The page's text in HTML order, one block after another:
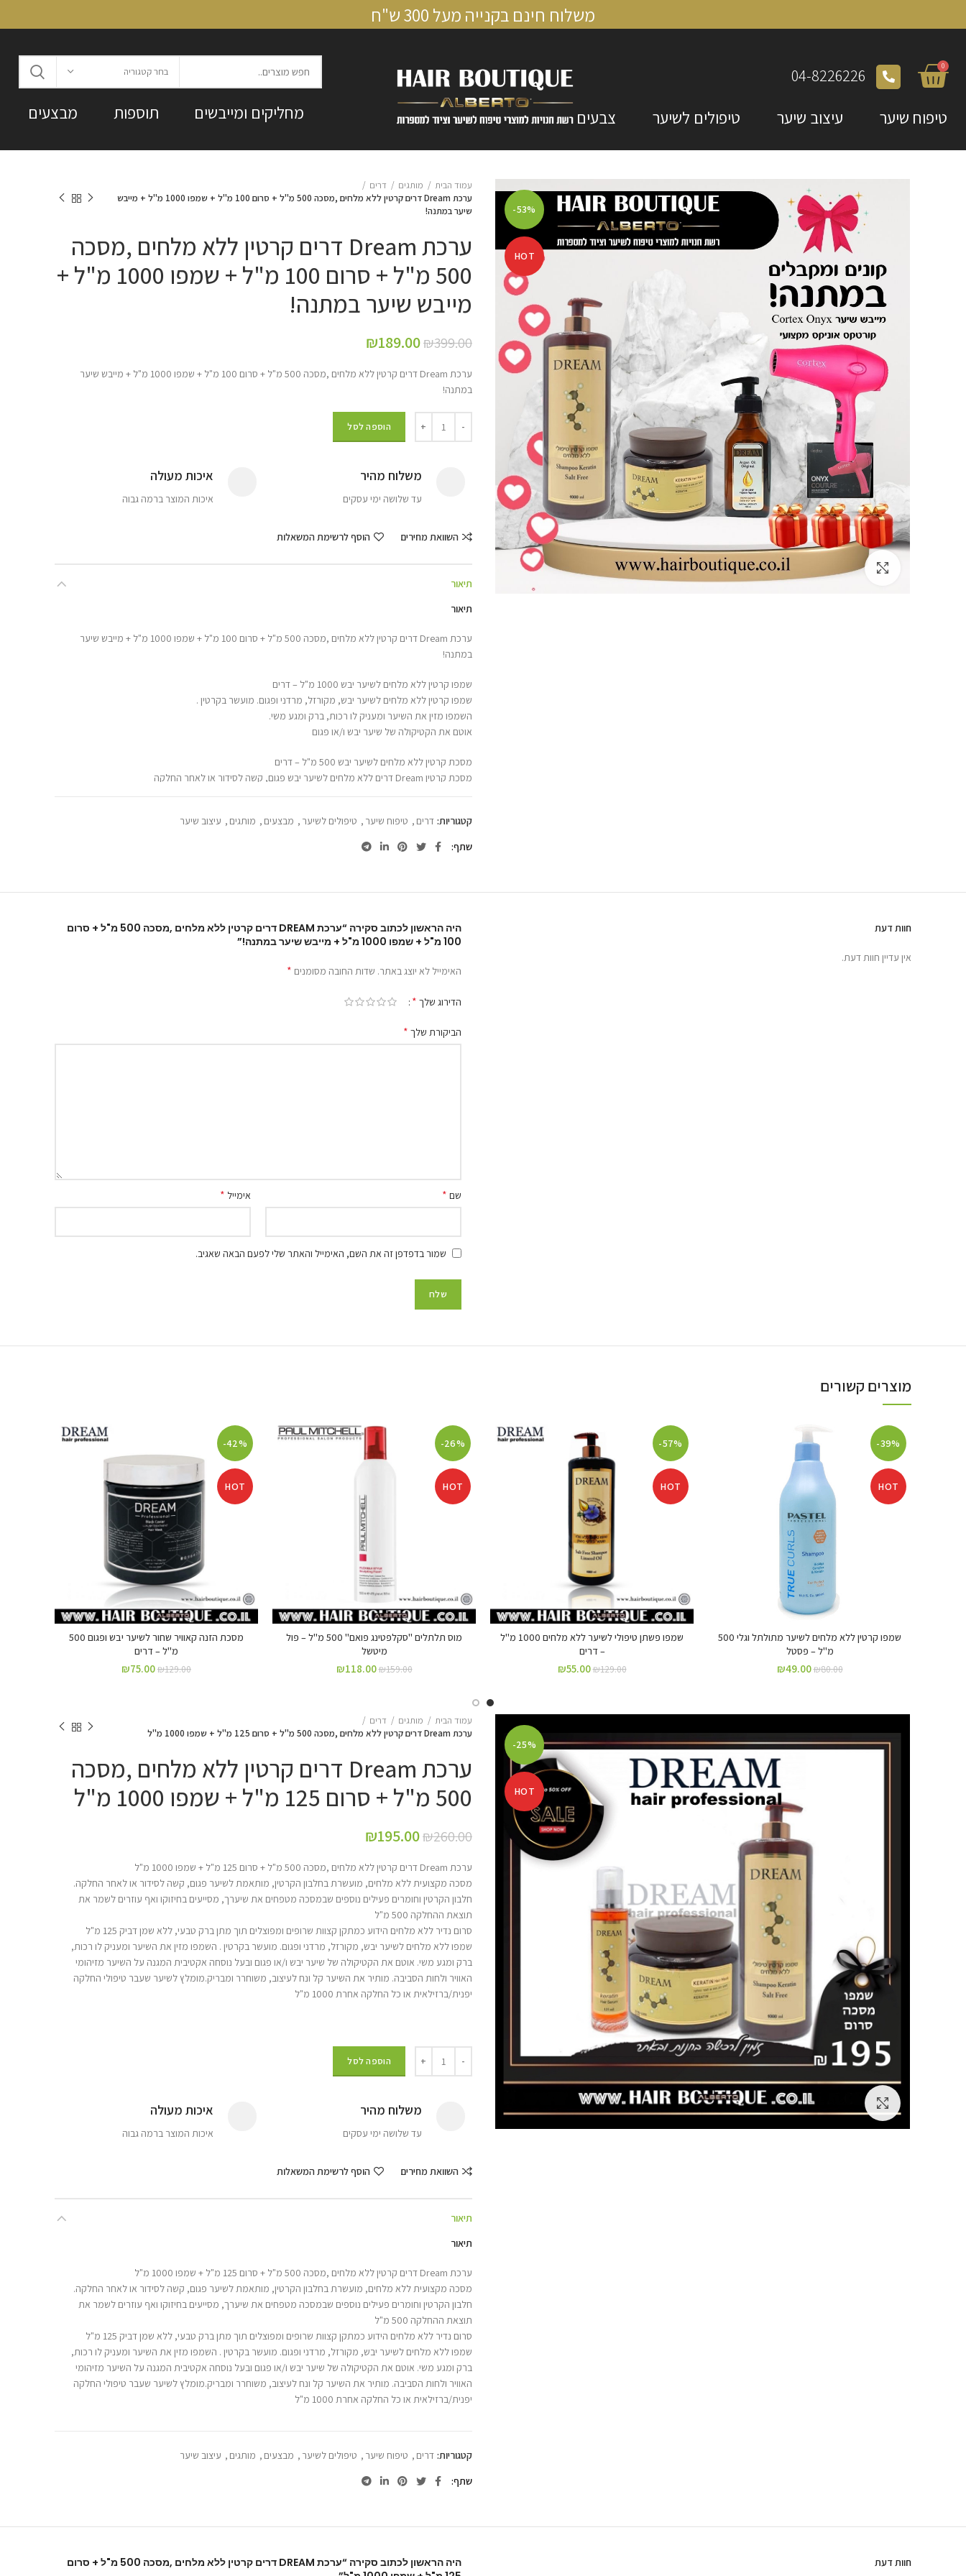
משלוח חינם בקנייה מעל 300 ש"ח
0
04-8226226
טיפוח שיער עיצוב שיער טיפולים לשיער צבעים
בחר קטגוריה
מחליקים ומייבשים תוספות מבצעים
-53%
HOT
Click to enlarge
עמוד הבית מותגים
דרים
ערכת Dream דרים קרטין ללא מלחים ,מסכה 500 מ"ל + סרום 100 מ"ל + שמפו 1000 מ"ל + מייבש
שיער במתנה!
ערכת Dream דרים קרטין ללא מלחים ,מסכה
500 מ"ל + סרום 100 מ"ל + שמפו 1000 מ"ל +
מייבש שיער במתנה!
₪399.00
₪189.00
ערכת Dream דרים קרטין ללא מלחים ,מסכה 500 מ"ל + סרום 100 מ"ל + שמפו 1000 מ"ל + מייבש שיער
במתנה!
הוספה לסל
משלוח מהיר
עד שלושה ימי עסקים
איכות מעולה
איכות המוצר ברמה גבוה
השוואת מחירים הוסף לרשימת המשאלות
תיאור
תיאור
ערכת Dream דרים קרטין ללא מלחים ,מסכה 500 מ"ל + סרום 100 מ"ל + שמפו 1000 מ"ל + מייבש שיער
במתנה!
שמפו קרטין ללא מלחים לשיער יבש 1000 מ"ל – דרים
שמפו קרטין ללא מלחים לשיער יבש, מקורזל, מרדני ופגום. מועשר בקרטין .
השמפו מזין את השיער ומעניק לו רכות, ברק ומגע משי.
אוטם את הקטיקולה של שיער יבש ו/או פגום
מסכת קרטין ללא מלחים לשיער יבש 500 מ"ל – דרים
מסכת קרטין Dream דרים ללא מלחים לשיער יבש פגום, קשה לסידור או לאחר החלקה
שמן ארגן מרוקאי להזנה ולשיקום השיער 100 מ"ל – דרים
שמן ארגן Dream דרים מרוקאי המקורי, סרום טיפולי להזנה ולשיקום השיער שעבר החלקה,סלסול או הבהרה
קטגוריות: דרים , טיפוח שיער , טיפולים לשיער , מבצעים , מותגים , עיצוב שיער
שתף
חוות דעת
אין עדיין חוות דעת.
היה הראשון לכתוב סקירה “ערכת DREAM דרים קרטין ללא מלחים ,מסכה 500 מ"ל + סרום
100 מ"ל + שמפו 1000 מ"ל + מייבש שיער במתנה!”
האימייל לא יוצג באתר. שדות החובה מסומנים *
הדירוג שלך *
הביקורת שלך *
שם * אימייל *
שמור בדפדפן זה את השם, האימייל והאתר שלי לפעם הבאה שאגיב.
מוצרים קשורים
-39%
HOT
שמפו קרטין ללא מלחים לשיער מתולתל וגלי 500
מ"ל – פסטל
₪80.00
₪49.00
-57%
HOT
שמפו פשתן טיפולי לשיער ללא מלחים 1000 מ"ל
– דרים
₪129.00
₪55.00
-26%
HOT
מוס תלתלים "סקלפטינג פואם" 500 מ"ל – פול
מיטשל
₪159.00
₪118.00
-42%
HOT
מסכת הזנה קאוויר שחור לשיער יבש ופגום 500
מ"ל – דרים
₪129.00
₪75.00
-25%
HOT
Click to enlarge
עמוד הבית מותגים
דרים
ערכת Dream דרים קרטין ללא מלחים ,מסכה 500 מ"ל + סרום 125 מ"ל + שמפו 1000 מ"ל
ערכת Dream דרים קרטין ללא מלחים ,מסכה
500 מ"ל + סרום 125 מ"ל + שמפו 1000 מ"ל
₪260.00
₪195.00
ערכת Dream דרים קרטין ללא מלחים ,מסכה 500 מ"ל + סרום 125 מ"ל + שמפו 1000 מ"ל
מסכה מקצועית ללא מלחים, מועשרת בחלבון הקרטין, מותאמת לשיער פגום, קשה לסידור או לאחר החלקה.
חלבון הקרטין וחומרים פעילים נוספים שבמסכה מטפחים את שיערך, מסייעים בחיזוקו ואף עוזרים לשמר את
תוצאת ההחלקה 500 מ"ל
סרום נדיר ללא מלחים הידוע כמתקן קצוות שרופים ומפוצלים תוך מתן ברק טבעי, ללא שמן דביק 125 מ"ל
שמפו ללא מלחים לשיער יבש, מקורזל, מרדני ופגום. מועשר בקרטין . השמפו מזין את השיער ומעניק לו רכות,
ברק ומגע משי. אוטם את הקטיקולה של שיער יבש ו/או פגום ובעל נוסחה אקטיבית המגנה על השיער מזיהומי
האוויר ולחות הסביבה. מותיר את השיער קל ונח לעיצוב, משוחרר ומבריק.מומלץ לשיער שעבר טיפולי החלקה
יפנית/ברזילאית או כל החלקה אחרת 1000 מ"ל
הוספה לסל
משלוח מהיר
עד שלושה ימי עסקים
איכות מעולה
איכות המוצר ברמה גבוה
השוואת מחירים הוסף לרשימת המשאלות
תיאור
תיאור
ערכת Dream דרים קרטין ללא מלחים ,מסכה 500 מ"ל + סרום 125 מ"ל + שמפו 1000 מ"ל
מסכה מקצועית ללא מלחים, מועשרת בחלבון הקרטין, מותאמת לשיער פגום, קשה לסידור או לאחר החלקה.
חלבון הקרטין וחומרים פעילים נוספים שבמסכה מטפחים את שיערך, מסייעים בחיזוקו ואף עוזרים לשמר את
תוצאת ההחלקה 500 מ"ל
סרום נדיר ללא מלחים הידוע כמתקן קצוות שרופים ומפוצלים תוך מתן ברק טבעי, ללא שמן דביק 125 מ"ל
שמפו ללא מלחים לשיער יבש, מקורזל, מרדני ופגום. מועשר בקרטין . השמפו מזין את השיער ומעניק לו רכות,
ברק ומגע משי. אוטם את הקטיקולה של שיער יבש ו/או פגום ובעל נוסחה אקטיבית המגנה על השיער מזיהומי
האוויר ולחות הסביבה. מותיר את השיער קל ונח לעיצוב, משוחרר ומבריק.מומלץ לשיער שעבר טיפולי החלקה
יפנית/ברזילאית או כל החלקה אחרת 1000 מ"ל
קטגוריות: דרים , טיפוח שיער , טיפולים לשיער , מבצעים , מותגים , עיצוב שיער
שתף
חוות דעת
היה הראשון לכתוב סקירה “ערכת DREAM דרים קרטין ללא מלחים ,מסכה 500 מ"ל + סרום